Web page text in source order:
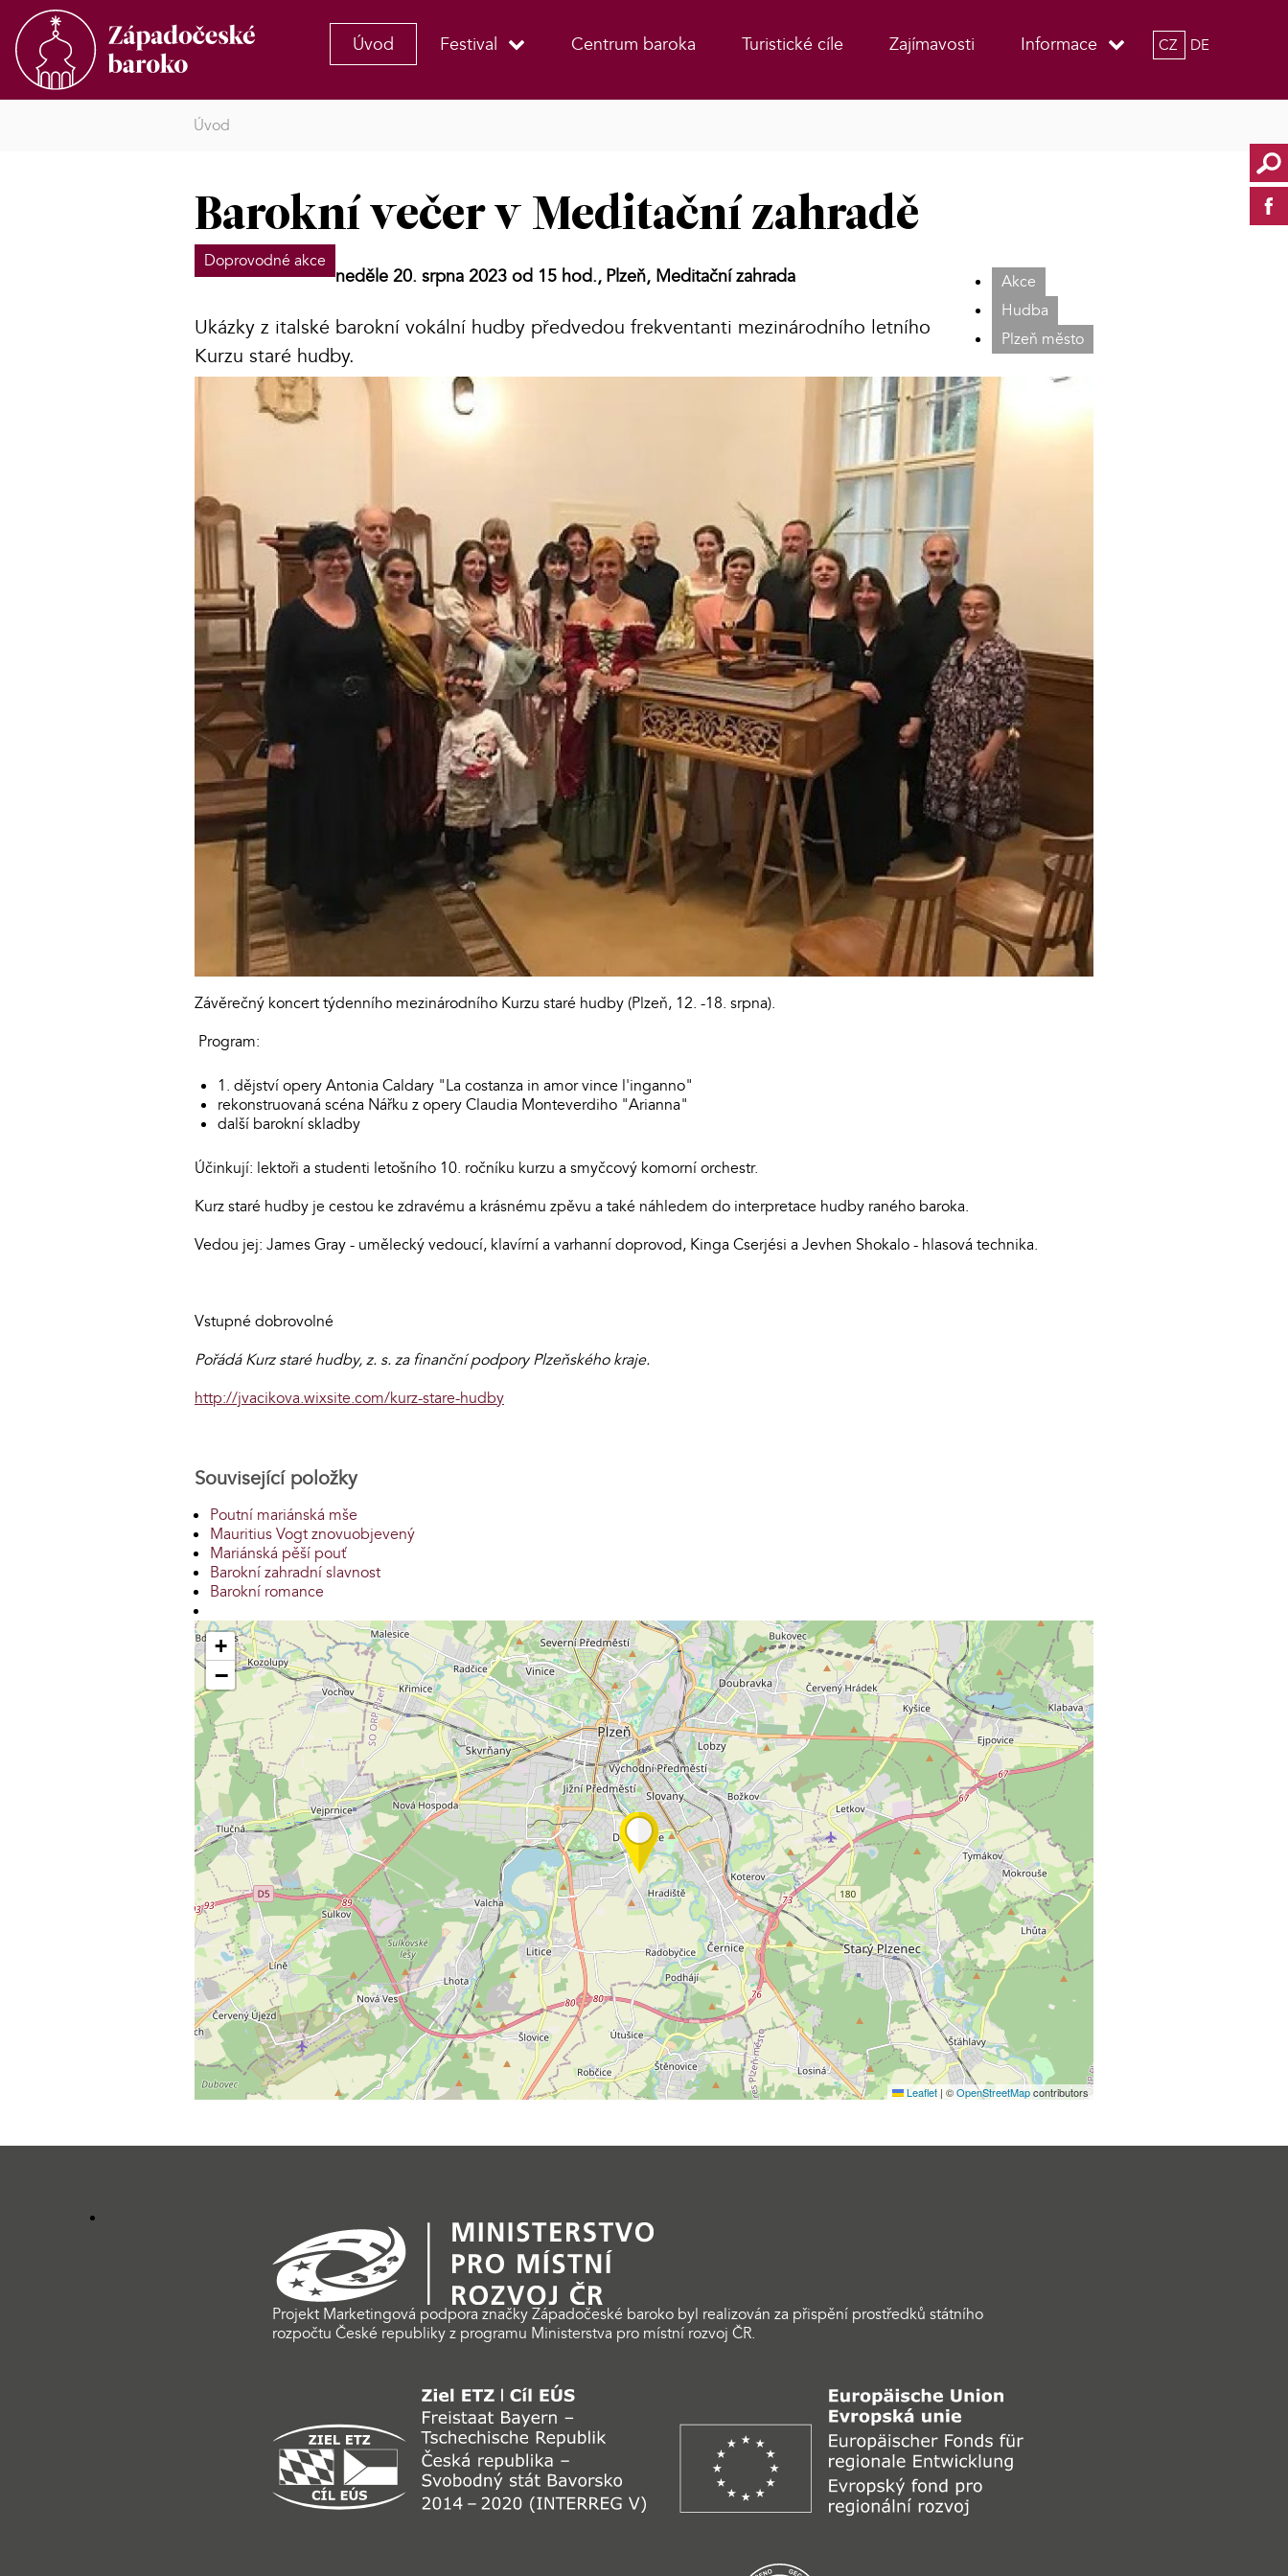
Úvod Festival Centrum baroka Turistické cíle Zajímavosti Informace CZ DE
Úvod
Barokní večer v Meditační zahradě
Doprovodné akce
Akce
Hudba
Plzeň město
neděle 20. srpna 2023 od 15 hod., Plzeň, Meditační zahrada
Ukázky z italské barokní vokální hudby předvedou frekventanti mezinárodního letního
Kurzu staré hudby.
Závěrečný koncert týdenního mezinárodního Kurzu staré hudby (Plzeň, 12. -18. srpna).
Program:
1. dějství opery Antonia Caldary "La costanza in amor vince l'inganno"
rekonstruovaná scéna Nářku z opery Claudia Monteverdiho "Arianna"
další barokní skladby
Účinkují: lektoři a studenti letošního 10. ročníku kurzu a smyčcový komorní orchestr.
Kurz staré hudby je cestou ke zdravému a krásnému zpěvu a také náhledem do interpretace hudby raného baroka.
Vedou jej: James Gray - umělecký vedoucí, klavírní a varhanní doprovod, Kinga Cserjési a Jevhen Shokalo - hlasová technika.
Vstupné dobrovolné
Pořádá Kurz staré hudby, z. s. za finanční podpory Plzeňského kraje.
http://jvacikova.wixsite.com/kurz-stare-hudby
Související položky
Poutní mariánská mše
Mauritius Vogt znovuobjevený
Mariánská pěší pouť
Barokní zahradní slavnost
Barokní romance
+
−
Leaflet | ©OpenStreetMapcontributors
Projekt Marketingová podpora značky Západočeské baroko byl realizován za přispění prostředků státního
rozpočtu České republiky z programu Ministerstva pro místní rozvoj ČR.